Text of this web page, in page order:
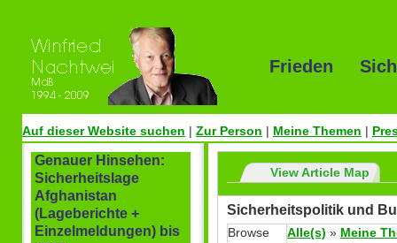
Frieden
Auf dieser Website suchen | Zur Person | Meine Themen |
Genauer Hinsehen:
Sicherheitslage
Afghanistan
(Lageberichte +
Einzelmeldungen) bis
View Article Map
Sicherheitspolitik und
Browse
Alle(s) » Meine